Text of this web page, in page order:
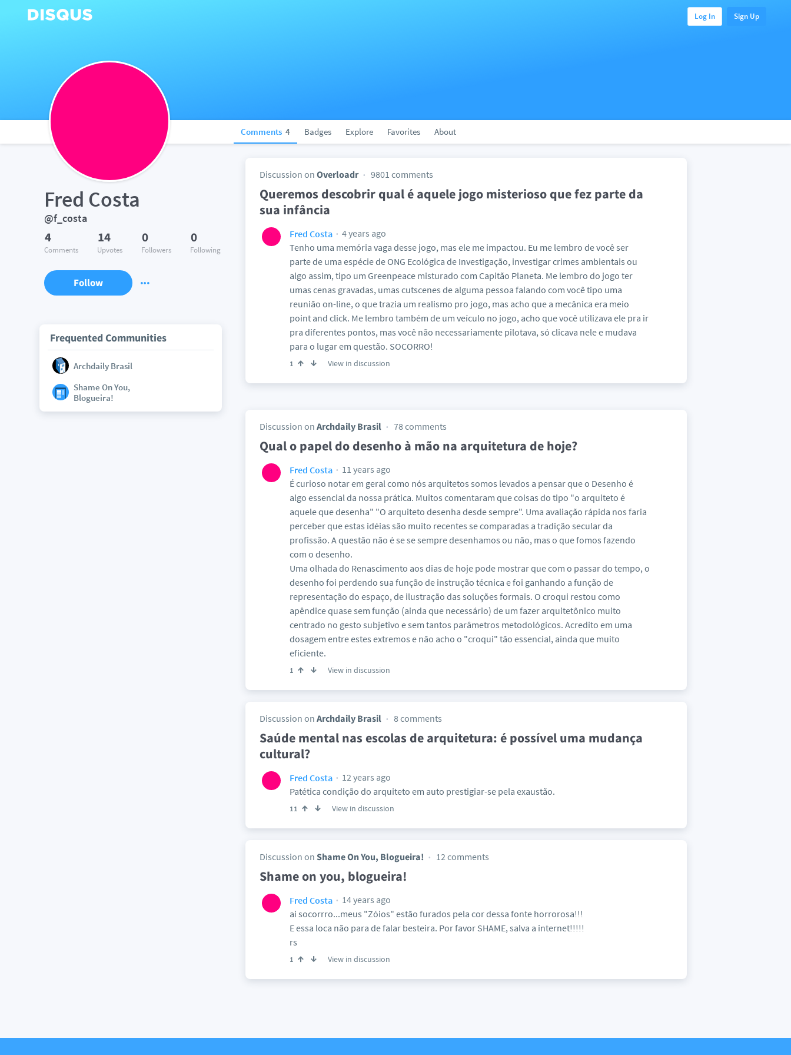
Log In Sign Up
Comments 4 Badges Explore Favorites About
Fred Costa
@f_costa
4
Comments
14
Upvotes
0
Followers
0
Following
Follow
Frequented Communities
Archdaily Brasil
Shame On You,
Blogueira!
Discussion on Overloadr 9801 comments
Queremos descobrir qual é aquele jogo misterioso que fez parte da
sua infância
Fred Costa
4 years ago
Tenho uma memória vaga desse jogo, mas ele me impactou. Eu me lembro de você ser
parte de uma espécie de ONG Ecológica de Investigação, investigar crimes ambientais ou
algo assim, tipo um Greenpeace misturado com Capitão Planeta. Me lembro do jogo ter
umas cenas gravadas, umas cutscenes de alguma pessoa falando com você tipo uma
reunião on-line, o que trazia um realismo pro jogo, mas acho que a mecânica era meio
point and click. Me lembro também de um veículo no jogo, acho que você utilizava ele pra ir
pra diferentes pontos, mas você não necessariamente pilotava, só clicava nele e mudava
para o lugar em questão. SOCORRO!
1 View in discussion
Discussion on Archdaily Brasil 78 comments
Qual o papel do desenho à mão na arquitetura de hoje?
Fred Costa
11 years ago
É curioso notar em geral como nós arquitetos somos levados a pensar que o Desenho é
algo essencial da nossa prática. Muitos comentaram que coisas do tipo "o arquiteto é
aquele que desenha" "O arquiteto desenha desde sempre". Uma avaliação rápida nos faria
perceber que estas idéias são muito recentes se comparadas a tradição secular da
profissão. A questão não é se se sempre desenhamos ou não, mas o que fomos fazendo
com o desenho.
Uma olhada do Renascimento aos dias de hoje pode mostrar que com o passar do tempo, o
desenho foi perdendo sua função de instrução técnica e foi ganhando a função de
representação do espaço, de ilustração das soluções formais. O croqui restou como
apêndice quase sem função (ainda que necessário) de um fazer arquitetônico muito
centrado no gesto subjetivo e sem tantos parâmetros metodológicos. Acredito em uma
dosagem entre estes extremos e não acho o "croqui" tão essencial, ainda que muito
eficiente.
1 View in discussion
Discussion on Archdaily Brasil 8 comments
Saúde mental nas escolas de arquitetura: é possível uma mudança
cultural?
Fred Costa
12 years ago
Patética condição do arquiteto em auto prestigiar-se pela exaustão.
11 View in discussion
Discussion on Shame On You, Blogueira! 12 comments
Shame on you, blogueira!
Fred Costa
14 years ago
ai socorrro...meus "Zóios" estão furados pela cor dessa fonte horrorosa!!!
E essa loca não para de falar besteira. Por favor SHAME, salva a internet!!!!!
rs
1 View in discussion